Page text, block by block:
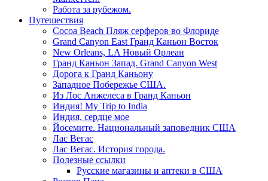
Работа за рубежом.
Путешествия
Cocoa Beach Пляж серферов во Флориде
Grand Canyon East Гранд Каньон Восток
New Orleans, LA Новый Орлеан
Гранд Каньон Запад. Grand Canyon West
Дорога к Гранд Каньону
Западное Побережье США.
Из Лос Анжелеса в Гранд Каньон
Индия! My Trip to India
Индия, сердце мое
Йосемите. Национальный заповедник США
Лас Вегас
Лас Вегас. История города.
Полезные ссылки
Русские магазины и аптеки в США